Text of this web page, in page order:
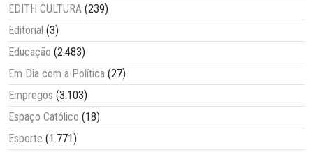
EDITH CULTURA (239)
Editorial (3)
Educação (2.483)
Em Dia com a Política (27)
Empregos (3.103)
Espaço Católico (18)
Esporte (1.771)